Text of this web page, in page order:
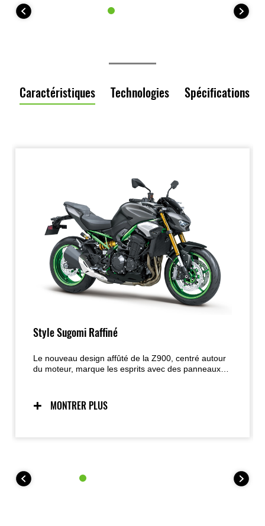
Caractéristiques Technologies Spécifications
Style Sugomi Raffiné
Le nouveau design affûté de la Z900, centré autour
du moteur, marque les esprits avec des panneaux
feu arrière futuriste.
MONTRER PLUS